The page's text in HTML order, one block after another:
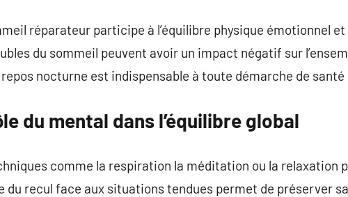
réparateur participe à l’équilibre physique émotionnel
du sommeil peuvent avoir un impact négatif sur
repos nocturne est indispensable à toute démarche de santé
du mental dans l’équilibre global
comme la respiration la méditation ou la relaxation
du recul face aux situations tendues permet de préserver